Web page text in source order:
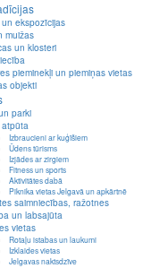
ekspozīcijas
muižas
un klosteri
pieminekļi un piemiņas vietas
objekti
parki
Izbraucieni ar kuģīšiem
Ūdens tūrisms
Izjādes ar zirgiem
Fitness un sports
Aktivitātes dabā
Piknika vietas Jelgavā un apkārtnē
saimniecības, ražotnes
un labsajūta
vietas
Rotaļu istabas un laukumi
Izklaides vietas
Jelgavas naktsdzīve